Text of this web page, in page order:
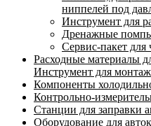
ниппелей под
Инструмент для
Дренажные
Сервис-пакет для
Расходные материалы
Инструмент для
Компоненты
Контрольно-
Станции для заправки
Оборудование для